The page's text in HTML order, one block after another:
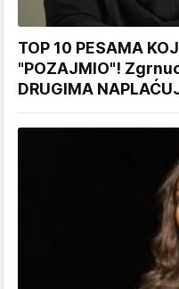
TOP 10 PESAMA
"POZAJMIO"!
DRUGIMA